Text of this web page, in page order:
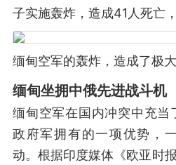
子实施轰炸，造成41人死亡
缅甸空军的轰炸，造成了极
缅甸坐拥中俄先进战斗机
缅甸空军在国内冲突中充当
政府军拥有的一项优势，
动。根据印度媒体《欧亚时